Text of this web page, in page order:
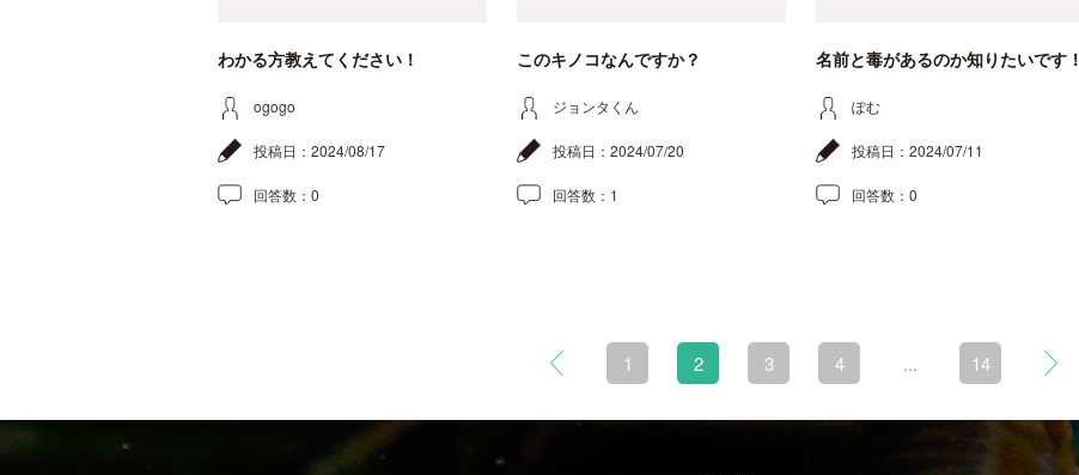
わかる方教えてください！
ogogo
投稿日： 2024/08/17
回答数： 0
このキノコなんですか？
ジョンタくん
投稿日： 2024/07/20
回答数： 1
名前と毒があるのか知りたいです！
ぽむ
投稿日： 2024/07/11
回答数： 0
1 2 3 4 ... 14